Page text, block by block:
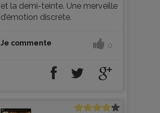
et la demi-teinte. Une merveille
d’émotion discrète.
Je commente 0